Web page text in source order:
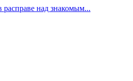
над знакомым...